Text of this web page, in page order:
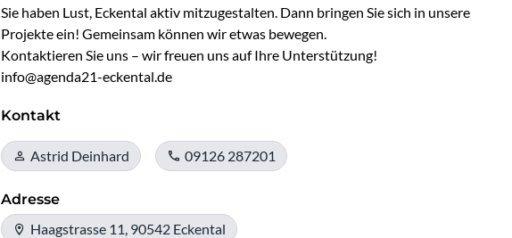
Sie haben Lust, Eckental aktiv mitzugestalten. Dann bringen Sie sich in unsere
Projekte ein! Gemeinsam können wir etwas bewegen.
Kontaktieren Sie uns – wir freuen uns auf Ihre Unterstützung!
info@agenda21-eckental.de
Kontakt
Astrid Deinhard 09126 287201
Adresse
Haagstrasse 11, 90542 Eckental